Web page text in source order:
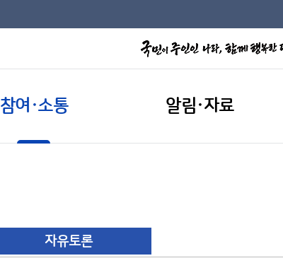
참여·소통 알림·자료
자유토론